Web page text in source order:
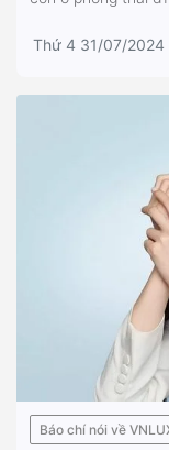
Thứ 4 31/07/2024
Báo chí nói về